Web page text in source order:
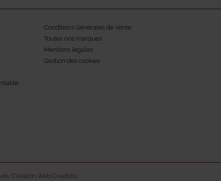
Conditions Générales de Vente
Toutes nos marques
Mentions légales
Gestion des cookies
Création Web Creabilis